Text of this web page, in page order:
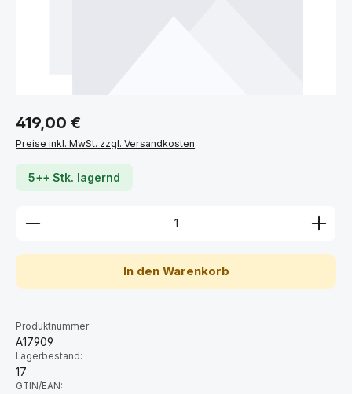
Regulärer Preis:
419,00 €
Preise inkl. MwSt. zzgl. Versandkosten
5++ Stk. lagernd
Produkt Anzahl: Gib den gewünschten Wert ein
In den Warenkorb
Produktnummer:
A17909
Lagerbestand:
17
GTIN/EAN: